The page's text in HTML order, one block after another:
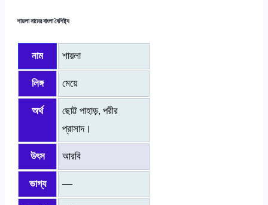
শায়লা নামের বাংলা বৈশিষ্ট্য
নাম শায়লা
লিঙ্গ মেয়ে
অর্থ
ছোট্ট পাহাড়, পরীর
প্রাসাদ।
উৎস আরবি
ভাগ্য —